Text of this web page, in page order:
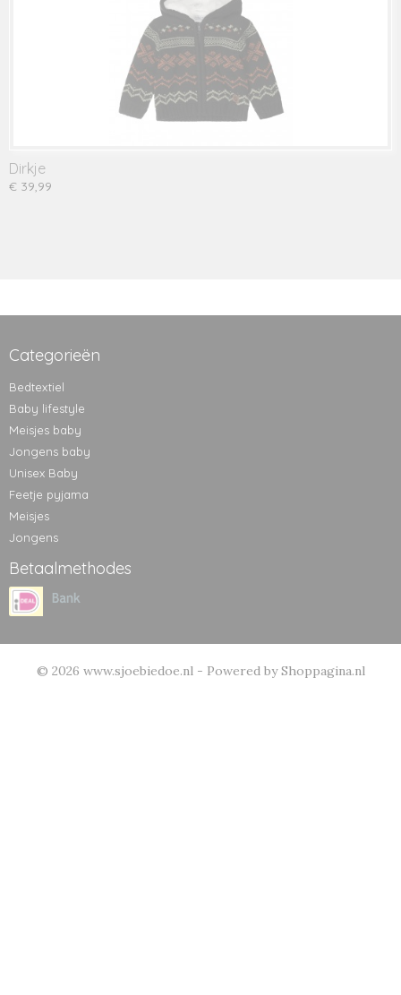
Dirkje
€ 39,99
Categorieën
Bedtextiel
Baby lifestyle
Meisjes baby
Jongens baby
Unisex Baby
Feetje pyjama
Meisjes
Jongens
Betaalmethodes
© 2026 www.sjoebiedoe.nl - Powered by Shoppagina.nl